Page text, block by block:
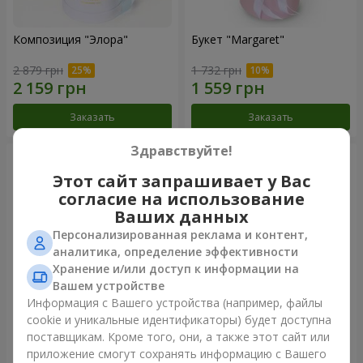
Композиция "Элора"
2 879 грн
Заказать
Букет "Margaret"
1 732 грн
Заказать
Букет "Облако чувств"
2 212 грн
Букет "El Monte"
1 952 грн
Здравствуйте!
Этот сайт запрашивает у Вас
согласие на использование
Ваших данных
Персонализированная реклама и контент,
аналитика, определение эффективности
Хранение и/или доступ к информации на
Вашем устройстве
Информация с Вашего устройства (например, файлы
cookie и уникальные идентификаторы) будет доступна
поставщикам. Кроме того, они, а также этот сайт или
приложение смогут сохранять информацию с Вашего